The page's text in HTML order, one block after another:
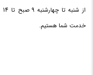
خدمت شما هستیم.